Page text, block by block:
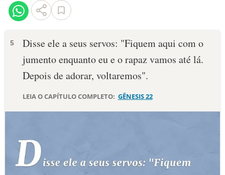
VERSÍCULOS
PALAVRA DO DIA
DEVOCIONAL DIÁRIO
10 MANDAMENTOS
ESTUDOS BÍBLICOS
5
Dis­se ele a seus servos: "Fiquem aqui com o
jumento enquanto eu e o rapaz vamos até lá.
Depois de adorar, voltare­mos".
LEIA O CAPÍTULO COMPLETO: GÊNESIS 22